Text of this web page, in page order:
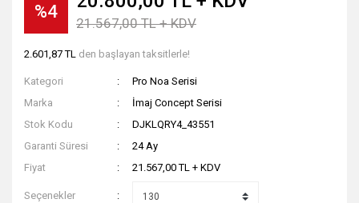
%4
21.567,00 TL + KDV
2.601,87 TL den başlayan taksitlerle!
Kategori
Pro Noa Serisi
Marka
İmaj Concept Serisi
Stok Kodu
DJKLQRY4_43551
Garanti Süresi
24 Ay
Fiyat
21.567,00 TL + KDV
Seçenekler